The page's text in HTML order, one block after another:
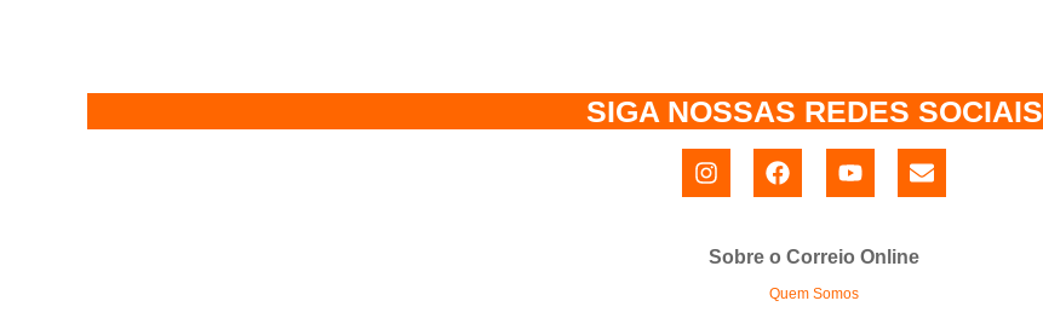
SIGA NOSSAS REDES SOCIAIS
Sobre o Correio Online
Quem Somos